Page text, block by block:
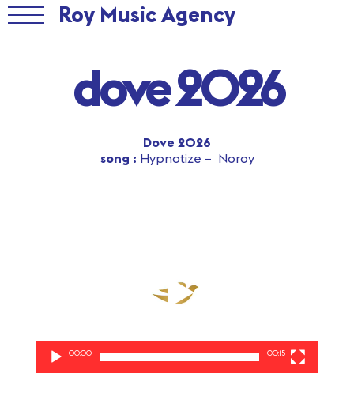
Roy Music Agency
dove 2026
Dove 2026
song : Hypnotize – Noroy
00:00 00:15